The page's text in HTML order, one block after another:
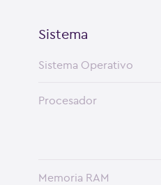
Sistema
Sistema Operativo
Procesador
Memoria RAM